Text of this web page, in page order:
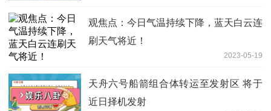
观焦点：今日气温持续下降，蓝天白云连
刷天气将近！
2023-05-19
天舟六号船箭组合体转运至发射区 将于
近日择机发射